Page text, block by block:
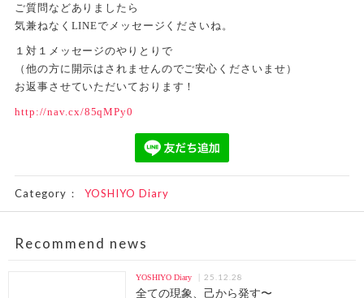
ご質問などありましたら
気兼ねなくLINEでメッセージくださいね。
１対１メッセージのやりとりで
（他の方に開示はされませんのでご安心くださいませ）
お返事させていただいております！
http://nav.cx/85qMPy0
Category： YOSHIYO Diary
Recommend news
YOSHIYO Diary 25.12.28
全ての現象、己から発す〜